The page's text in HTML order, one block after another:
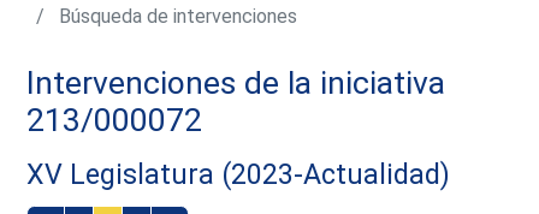
Búsqueda de intervenciones
Intervenciones de la iniciativa
213/000072
XV Legislatura (2023-Actualidad)